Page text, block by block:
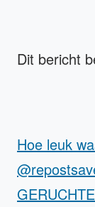
Dit bericht
Hoe leuk